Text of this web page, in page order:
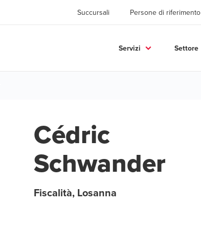
Succursali Persone di riferimento
Servizi Settore
Cédric
Schwander
Fiscalità, Losanna